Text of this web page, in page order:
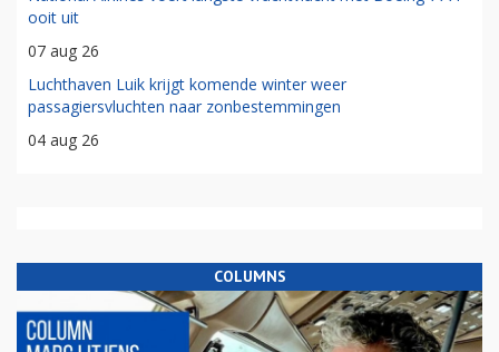
ooit uit
07 aug 26
Luchthaven Luik krijgt komende winter weer
passagiersvluchten naar zonbestemmingen
04 aug 26
COLUMNS